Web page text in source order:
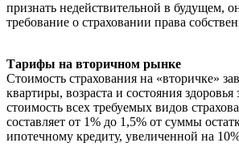
признать недействительной в будущем,
требование о страховании права
Тарифы на вторичном рынке
Стоимость страхования на «вторичке»
квартиры, возраста и состояния
стоимость всех требуемых видов
составляет от 1% до 1,5% от суммы
ипотечному кредиту, увеличенной на